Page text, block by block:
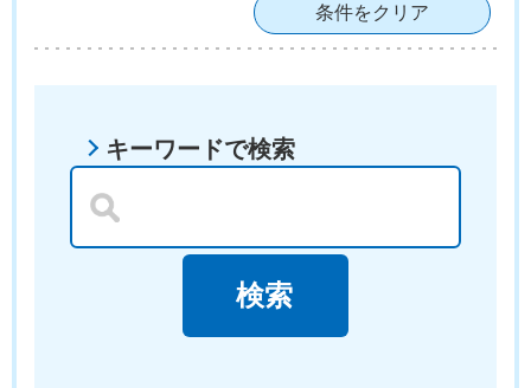
条件をクリア
キーワードで検索